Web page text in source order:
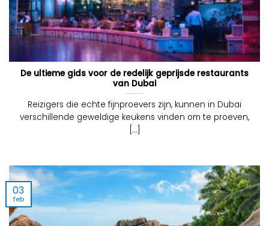
De ultieme gids voor de redelijk geprijsde restaurants
van Dubai
Reizigers die echte fijnproevers zijn, kunnen in Dubai
verschillende geweldige keukens vinden om te proeven,
[...]
03
feb